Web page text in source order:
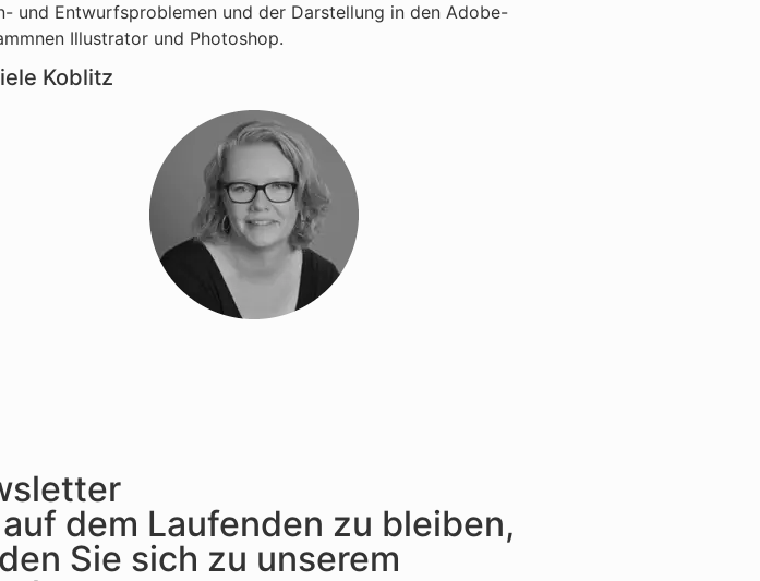
und Entwurfsproblemen und der Darstellung in den Adobe-
Illustrator und Photoshop.
Koblitz
dem Laufenden zu bleiben,
Sie sich zu unserem